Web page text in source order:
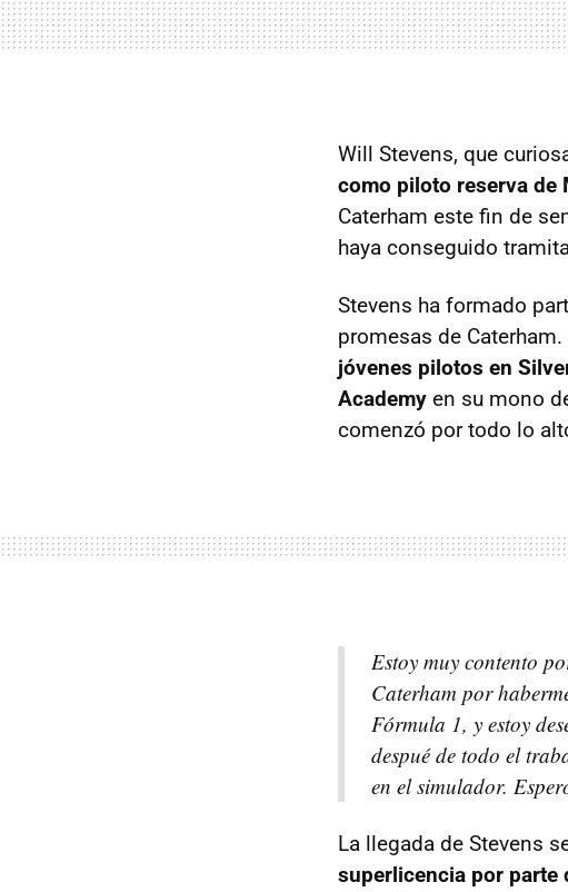
Will Stevens, que
como piloto reserva de
Caterham este fin de
haya conseguido
Stevens ha formado
promesas de Caterham.
jóvenes pilotos en
Academy en su mono
comenzó por todo lo
Estoy muy contento
Caterham por
Fórmula 1, y estoy
despué de todo el
en el simulador.
La llegada de Stevens
superlicencia por parte